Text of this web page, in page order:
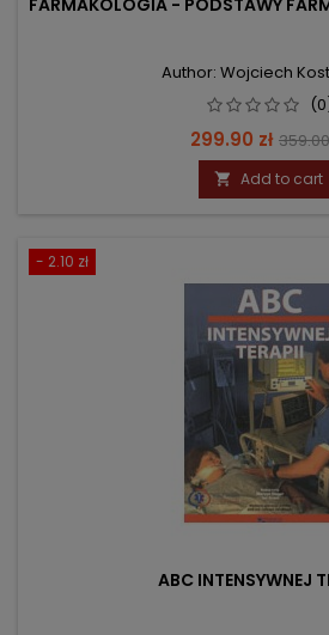
FARMAKOLOGIA - PODSTAWY
Author: Wojciech
Price
299.90 zł
price
 Add to cart
- 2.10 zł
ABC INTENSYWNEJ